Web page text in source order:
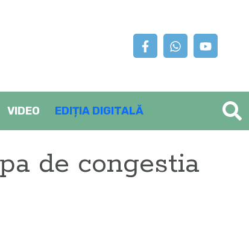
VIDEO EDIȚIA DIGITALĂ
de congestia